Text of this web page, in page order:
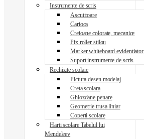
Instrumente de scris
Ascutitoare
Carioca
Creioane colorate, mecanice
Pix roller stilou
Marker whiteboard evidentiator
Suport instrumente de scris
Rechizite scolare
Pictura desen modelaj
Creta scolara
Ghiozdane penare
Geometrie trusa liniar
Coperti scolare
Harti scolare Tabelul lui
Mendeleev